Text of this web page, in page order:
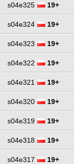
s04e325 19+
s04e324 19+
s04e323 19+
s04e322 19+
s04e321 19+
s04e320 19+
s04e319 19+
s04e318 19+
s04e317 19+